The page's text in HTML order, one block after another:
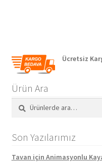
Ücretsiz
Ürün Ara
Ara:
Ara
Son Yazılarımız
Tavan için Animasyonlu